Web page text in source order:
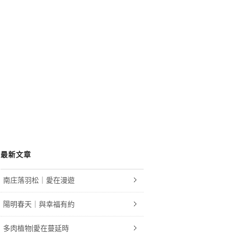
最新文章
南庄落羽松｜愛在漫遊
陽明春天｜與幸福有約
多肉植物|愛在蔓延時